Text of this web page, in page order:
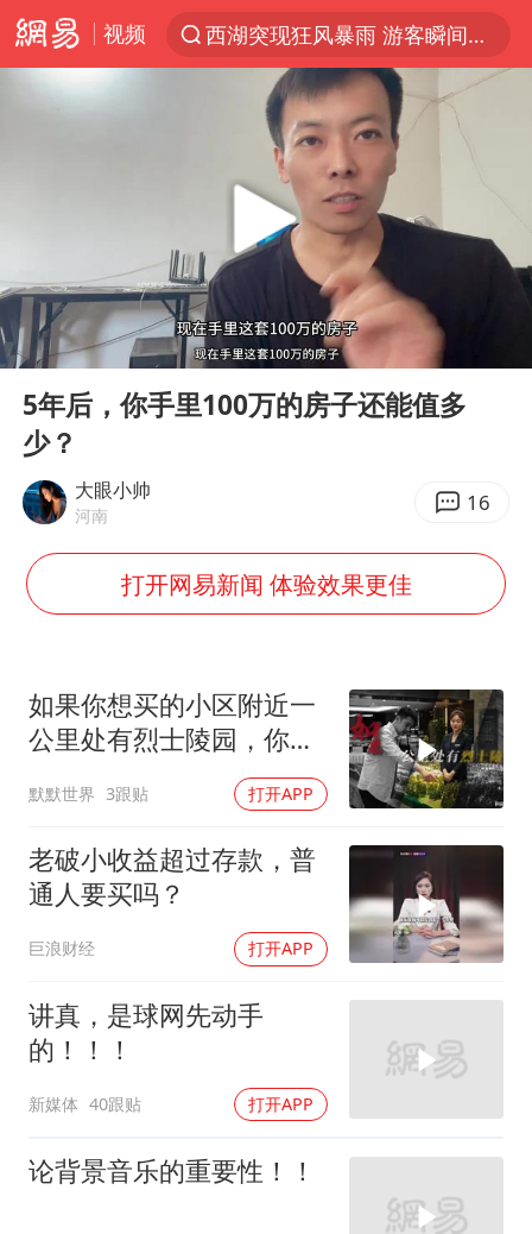
视频
西湖突现狂风暴雨 游客瞬间被浇透
解锁各地夏日限定体验
黄金创今年来最大单周涨幅
名创优品一次性内裤 颜面尽失
金饰克价一夜涨回1300元
酒店回应车内过夜被收150元
网传《披荆斩棘2026》名单
女主硬加吻戏短剧已下架
香港宏福苑火灾或由烟头引起
浙江台州《告全体市民书》
《给阿嬷的情书》售后来了
人民的健康、体质、幸福一脉相承
Play
00:00
5年后，你手里100万的房子还能值多
少？
大眼小帅
河南 16
打开网易新闻 体验效果更佳
如果你想买的小区附近一
公里处有烈士陵园，你会
默默世界 3跟贴 打开APP
老破小收益超过存款，普
通人要买吗？
巨浪财经 打开APP
讲真，是球网先动手
的！！！
新媒体 40跟贴 打开APP
论背景音乐的重要性！！